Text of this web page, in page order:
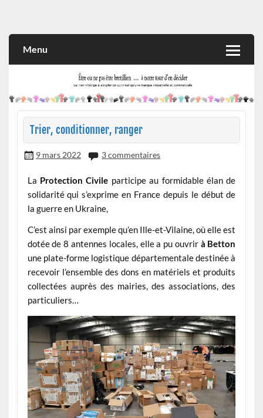
et commerciale
Menu
Trier, conditionner, ranger
9 mars 2022 3 commentaires
La Protection Civile participe au formidable élan de
solidarité qui s’exprime en France depuis le début de
la guerre en Ukraine,
C’est ainsi par exemple qu’en Ille-et-Vilaine, où elle est
dotée de 8 antennes locales, elle a pu ouvrir à Betton
une plate-forme logistique départementale destinée à
recevoir l’ensemble des dons en matériels et produits
collectées auprès des mairies, des associations, des
particuliers…